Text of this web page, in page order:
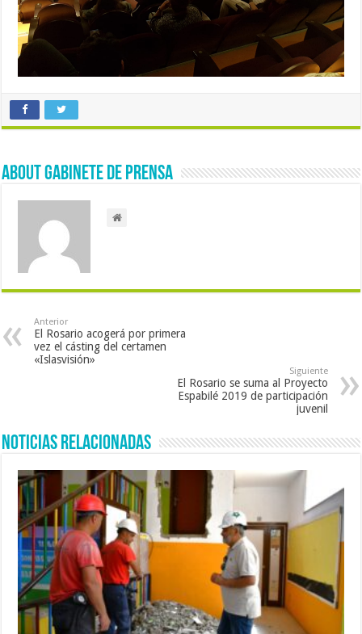
About Gabinete de Prensa
Anterior
El Rosario acogerá por primera
vez el cásting del certamen
«Islasvisión»
Siguiente
El Rosario se suma al Proyecto
Espabilé 2019 de participación
juvenil
Noticias Relacionadas